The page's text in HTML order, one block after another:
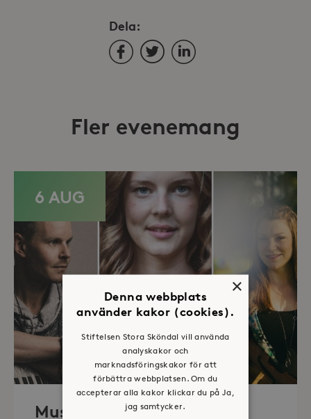
Dela:
FacebookTwitterLinkedIn
Fler evenemang
6 AUG
Musik i sommarkväll – O
×
Denna webbplats
använder kakor (cookies).
Stiftelsen Stora Sköndal vill använda
analyskakor och
marknadsföringskakor för att
förbättra webbplatsen. Om du
accepterar alla kakor klickar du på Ja,
jag samtycker.